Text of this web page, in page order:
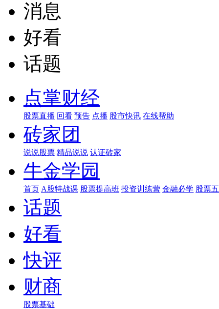
消息
好看
话题
点掌财经
股票直播 回看 预告 点播 股市快讯 在线帮助
砖家团
说说股票 精品说说 认证砖家
牛金学园
首页 A股特战课 股票提高班 投资训练营 金融必学 股票
话题
好看
快评
财商
股票基础